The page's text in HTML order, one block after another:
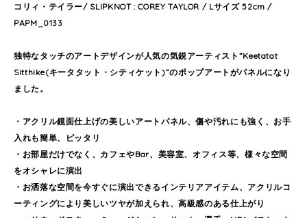
コリィ・テイラー/ SLIPKNOT : COREY TAYLOR / Lサイズ 52cm /
PAPM_0133
独特なタッチのアートデザインが人気の気鋭アーティスト”Keetatat
Sitthike(キータタット・シティケット)”のポップアートがパネルになり
ました。
・アクリル鏡面仕上げの美しいアートパネル、傷や汚れにも強く、お手
入れも簡単、ピッタリ
・お部屋だけでなく、カフェやBar、美容室、オフィス等、様々な空間
をオシャレに演出
・お洒落な空間を今すぐに演出できるインテリアアイテム、アクリルコ
ーティングにより美しいツヤが加えられ、高級感のある仕上がり